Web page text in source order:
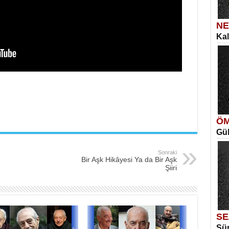
Sonraki
Bir Aşk Hikâyesi Ya da Bir Aşk
Şiiri